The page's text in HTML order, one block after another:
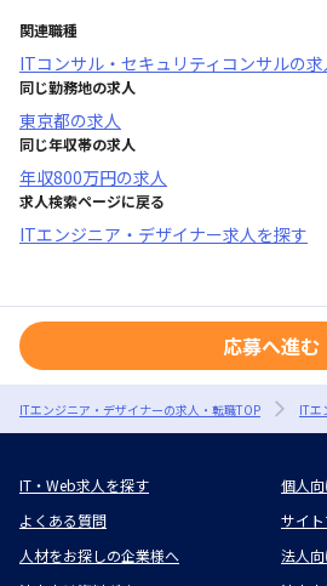
関連職種
ITコンサル・セキュリティコンサルの求
同じ勤務地の求人
東京都の求人
同じ年収帯の求人
年収800万円の求人
求人検索ページに戻る
ITエンジニア・デザイナー求人を探す
応募へ進む
ITエンジニア・デザイナーの求人・転職TOP ITエ
IT・Web求人を探す
個人
よくある質問
サイ
人材をお探しの企業様へ
法人